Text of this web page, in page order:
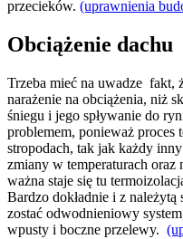
przecieków. (uprawnienia
Obciążenie dachu
Trzeba mieć na uwadze fakt,
narażenie na obciążenia, niż
śniegu i jego spływanie do
problemem, ponieważ
stropodach, tak jak każdy
zmiany w temperaturach
ważna staje się tu
Bardzo dokładnie i z
zostać odwodnieniowy
wpusty i boczne przelewy.